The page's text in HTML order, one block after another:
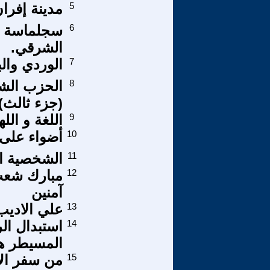
مدينة 5
سجلماسة
الشرقي.
6
الوردي 7
الحزب
(جزء
8
اللغة و 9
أضواء 10
الشخصية 11
مبارك
آمنين
12
علي 13
استبدال
المسيطر
14
من سفر 15